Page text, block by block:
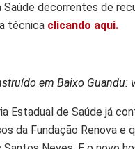
decorrentes de
técnica clicando aqui.
em Baixo Guandu:
Estadual de Saúde já
da Fundação Renova e